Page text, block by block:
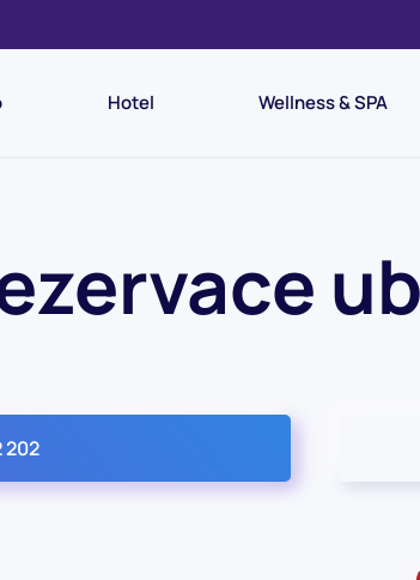
Hotel Wellness & SPA
202